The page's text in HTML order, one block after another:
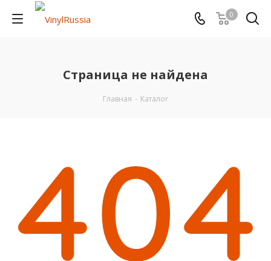
0
Страница не найдена
Главная - Каталог